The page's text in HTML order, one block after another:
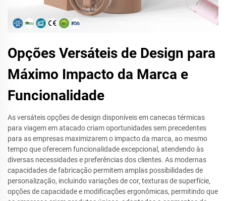
Opções Versáteis de Design para
Máximo Impacto da Marca e
Funcionalidade
As versáteis opções de design disponíveis em canecas térmicas
para viagem em atacado criam oportunidades sem precedentes
para as empresas maximizarem o impacto da marca, ao mesmo
tempo que oferecem funcionalidade excepcional, atendendo às
diversas necessidades e preferências dos clientes. As modernas
capacidades de fabricação permitem amplas possibilidades de
personalização, incluindo variações de cor, texturas de superfície,
opções de capacidade e modificações ergonômicas, permitindo que